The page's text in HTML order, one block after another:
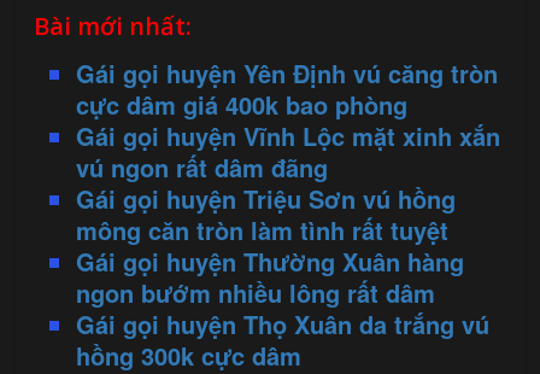
Bài mới nhất:
Gái gọi huyện Yên Định vú căng tròn
cực dâm giá 400k bao phòng
Gái gọi huyện Vĩnh Lộc mặt xinh xắn
vú ngon rất dâm đãng
Gái gọi huyện Triệu Sơn vú hồng
mông căn tròn làm tình rất tuyệt
Gái gọi huyện Thường Xuân hàng
ngon bướm nhiều lông rất dâm
Gái gọi huyện Thọ Xuân da trắng vú
hồng 300k cực dâm